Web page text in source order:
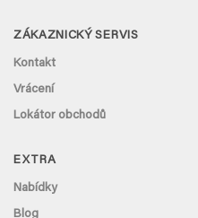
ZÁKAZNICKÝ SERVIS
Kontakt
Vrácení
Lokátor obchodů
EXTRA
Nabídky
Blog